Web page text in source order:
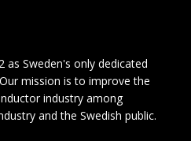
as Sweden's only dedicated
mission is to improve the
industry among
and the Swedish public.